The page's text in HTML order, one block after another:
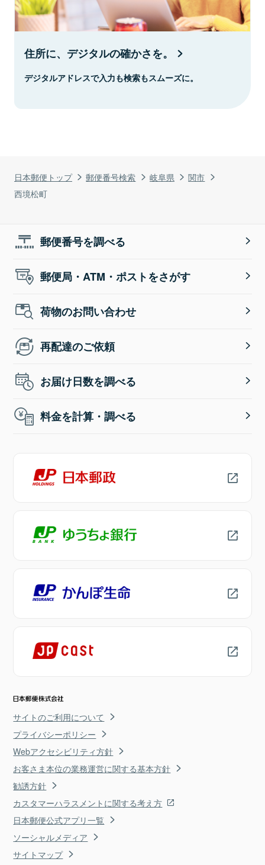
日本郵便トップ 郵便番号検索 岐阜県
関市
西境松町
住所に、デジタルの確かさを。
デジタルアドレスで入力も検索もスムーズに。
郵便番号を調べる
郵便局・ATM・ポストをさがす
荷物のお問い合わせ
再配達のご依頼
お届け日数を調べる
料金を計算・調べる
サイトのご利用について
プライバシーポリシー
Webアクセシビリティ方針
お客さま本位の業務運営に関する基本方針
勧誘方針
カスタマーハラスメントに関する考え方
日本郵便公式アプリ一覧
ソーシャルメディア
サイトマップ